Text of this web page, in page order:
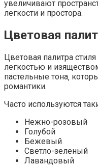
увеличивают
легкости и простора.
Цветовая
Цветовая палитра
легкостью и
пастельные тона‚
романтики.
Часто используются
Нежно-розовый
Голубой
Бежевый
Светло-зеленый
Лавандовый